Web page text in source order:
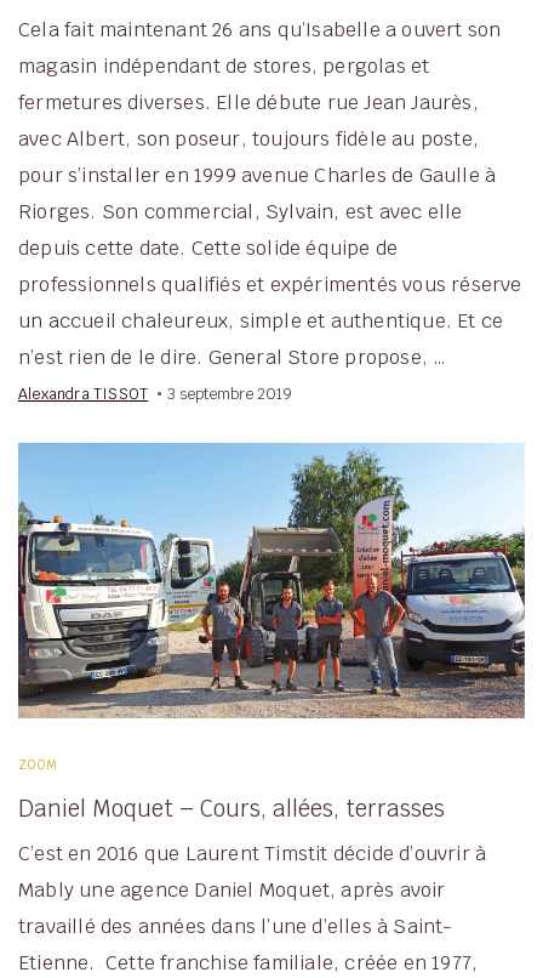
Cela fait maintenant 26 ans qu’Isabelle a ouvert son
magasin indépendant de stores, pergolas et
fermetures diverses. Elle débute rue Jean Jaurès,
avec Albert, son poseur, toujours fidèle au poste,
pour s’installer en 1999 avenue Charles de Gaulle à
Riorges. Son commercial, Sylvain, est avec elle
depuis cette date. Cette solide équipe de
professionnels qualifiés et expérimentés vous réserve
un accueil chaleureux, simple et authentique. Et ce
n’est rien de le dire. General Store propose, …
Alexandra TISSOT 3 septembre 2019
ZOOM
Daniel Moquet – Cours, allées, terrasses
C’est en 2016 que Laurent Timstit décide d’ouvrir à
Mably une agence Daniel Moquet, après avoir
travaillé des années dans l’une d’elles à Saint-
Etienne. Cette franchise familiale, créée en 1977,